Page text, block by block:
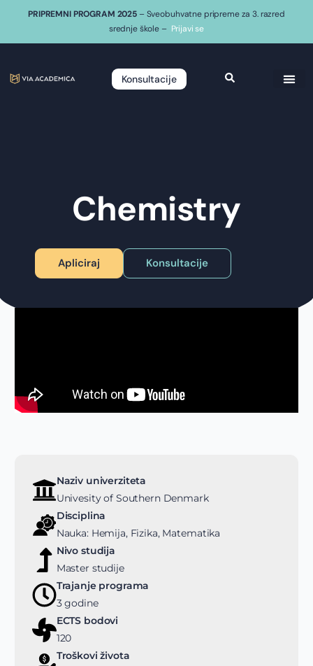
PRIPREMNI PROGRAM 2025 – Sveobuhvatne pripreme za 3. razred
srednje škole – Prijavi se
Konsultacije
Chemistry
Apliciraj Konsultacije
Naziv univerziteta
Univesity of Southern Denmark
Disciplina
Nauka: Hemija, Fizika, Matematika
Nivo studija
Master studije
Trajanje programa
3 godine
ECTS bodovi
120
Troškovi života